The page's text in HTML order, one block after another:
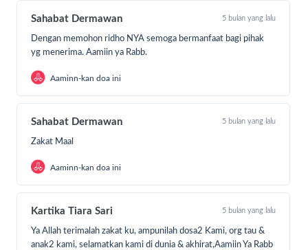
Sahabat Dermawan 5 bulan yang lalu
Dengan memohon ridho NYA semoga bermanfaat bagi pihak
yg menerima. Aamiin ya Rabb.
Aaminn-kan doa ini
Sahabat Dermawan 5 bulan yang lalu
Zakat Maal
Aaminn-kan doa ini
Kartika Tiara Sari 5 bulan yang lalu
Ya Allah terimalah zakat ku, ampunilah dosa2 Kami, org tau &
anak2 kami, selamatkan kami di dunia & akhirat,Aamiin Ya Rabb